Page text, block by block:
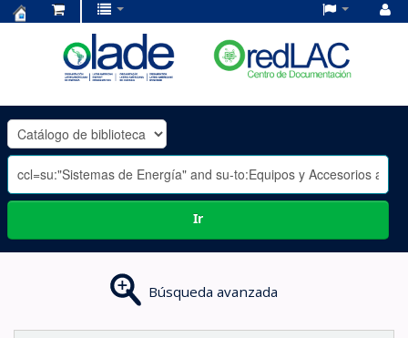
OLADE
-
Ir
Búsqueda avanzada